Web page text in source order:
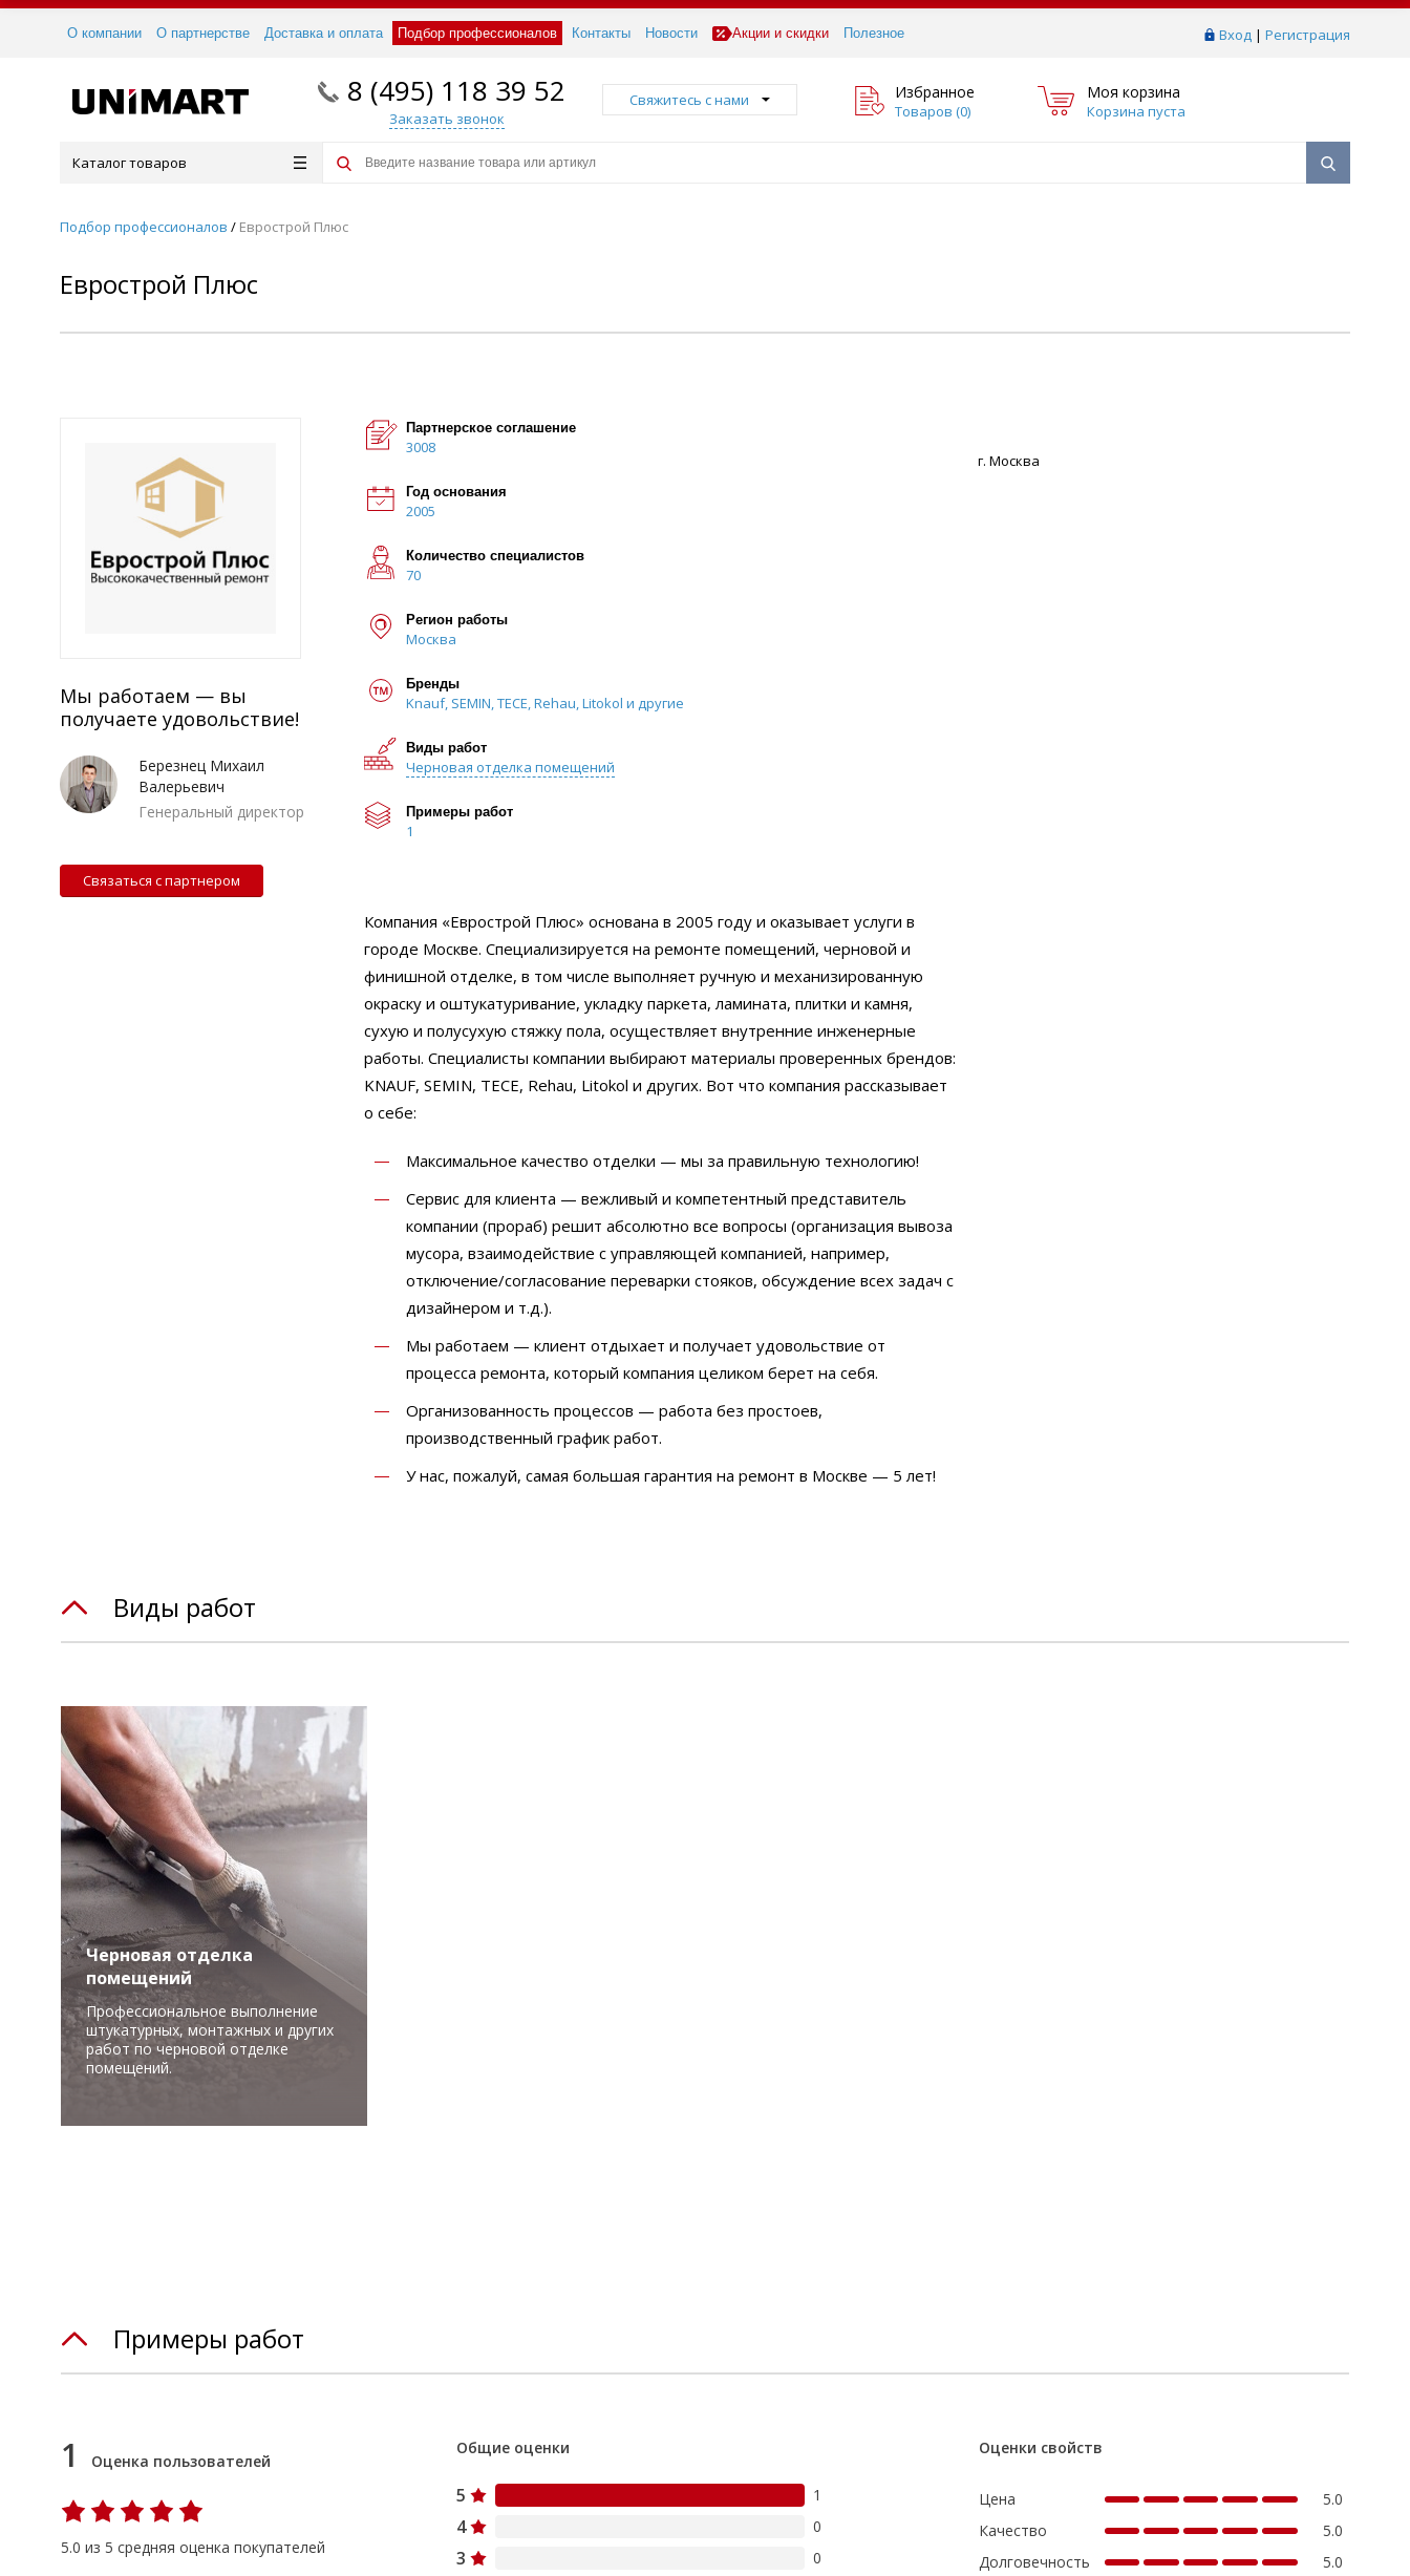
Вход | Регистрация
О компании О партнерстве Доставка и оплата Подбор профессионалов Контакты Новости Акции и скидки Полезное
8 (495) 118 39 52
Заказать звонок
Свяжитесь с нами Избранное
Товаров (0)
Моя корзина
Корзина пуста
Каталог товаров
Подбор профессионалов / Еврострой Плюс
Еврострой Плюс
Мы работаем — вы
получаете удовольствие!
Березнец Михаил
Валерьевич
Генеральный директор
Связаться с партнером
Партнерское соглашение
3008
Год основания
2005
Количество специалистов
70
Регион работы
Москва
Бренды
Knauf, SEMIN, TECE, Rehau, Litokol и другие
Виды работ
Черновая отделка помещений
Примеры работ
1
Компания «Еврострой Плюс» основана в 2005 году и оказывает услуги в
городе Москве. Специализируется на ремонте помещений, черновой и
финишной отделке, в том числе выполняет ручную и механизированную
окраску и оштукатуривание, укладку паркета, ламината, плитки и камня,
сухую и полусухую стяжку пола, осуществляет внутренние инженерные
работы. Специалисты компании выбирают материалы проверенных брендов:
KNAUF, SEMIN, TECE, Rehau, Litokol и других. Вот что компания рассказывает
о себе:
Максимальное качество отделки — мы за правильную технологию!
Сервис для клиента — вежливый и компетентный представитель
компании (прораб) решит абсолютно все вопросы (организация вывоза
мусора, взаимодействие с управляющей компанией, например,
отключение/согласование переварки стояков, обсуждение всех задач с
дизайнером и т.д.).
Мы работаем — клиент отдыхает и получает удовольствие от
процесса ремонта, который компания целиком берет на себя.
Организованность процессов — работа без простоев,
производственный график работ.
У нас, пожалуй, самая большая гарантия на ремонт в Москве — 5 лет!
г. Москва
Виды работ
Черновая отделка
помещений
Профессиональное выполнение
штукатурных, монтажных и других
работ по черновой отделке
помещений.
Примеры работ
1 Оценка пользователей
5.0 из 5 средняя оценка покупателей
Общие оценки
5 1
4 0
3 0
Оценки свойств
Цена
5.0
Качество
5.0
Долговечность
5.0